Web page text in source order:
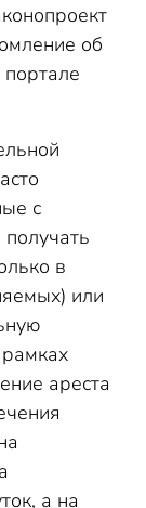
об
с
в
или
рамках
ареста
а на